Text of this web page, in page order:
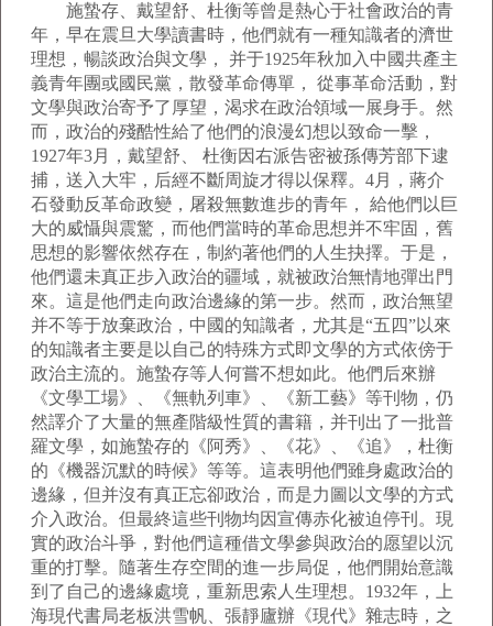
施蟄存、戴望舒、杜衡等曾是熱心于社會政治的青
年，早在震旦大學讀書時，他們就有一種知識者的濟世
理想，暢談政治與文學， 并于1925年秋加入中國共產主
義青年團或國民黨，散發革命傳單， 從事革命活動，對
文學與政治寄予了厚望，渴求在政治領域一展身手。然
而，政治的殘酷性給了他們的浪漫幻想以致命一擊，
1927年3月，戴望舒、 杜衡因右派告密被孫傳芳部下逮
捕，送入大牢，后經不斷周旋才得以保釋。4月，蔣介
石發動反革命政變，屠殺無數進步的青年， 給他們以巨
大的威懾與震驚，而他們當時的革命思想并不牢固，舊
思想的影響依然存在，制約著他們的人生抉擇。于是，
他們還未真正步入政治的疆域，就被政治無情地彈出門
來。這是他們走向政治邊緣的第一步。然而，政治無望
并不等于放棄政治，中國的知識者，尤其是“五四”以來
的知識者主要是以自己的特殊方式即文學的方式依傍于
政治主流的。施蟄存等人何嘗不想如此。他們后來辦
《文學工場》、《無軌列車》、《新工藝》等刊物，仍
然譯介了大量的無產階級性質的書籍，并刊出了一批普
羅文學，如施蟄存的《阿秀》、《花》、《追》，杜衡
的《機器沉默的時候》等等。這表明他們雖身處政治的
邊緣，但并沒有真正忘卻政治，而是力圖以文學的方式
介入政治。但最終這些刊物均因宣傳赤化被迫停刊。現
實的政治斗爭，對他們這種借文學參與政治的愿望以沉
重的打擊。隨著生存空間的進一步局促，他們開始意識
到了自己的邊緣處境，重新思索人生理想。1932年，上
海現代書局老板洪雪帆、張靜廬辦《現代》雜志時，之